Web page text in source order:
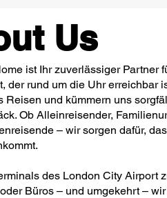
Us
ist Ihr zuverlässiger Partner
der rund um die Uhr erreichbar
Reisen und kümmern uns
Ob Alleinreisender,
– wir sorgen dafür,
des London City Airport
Büros – und umgekehrt –